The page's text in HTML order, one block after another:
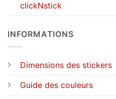
clickNstick
INFORMATIONS
Dimensions des stickers
Guide des couleurs